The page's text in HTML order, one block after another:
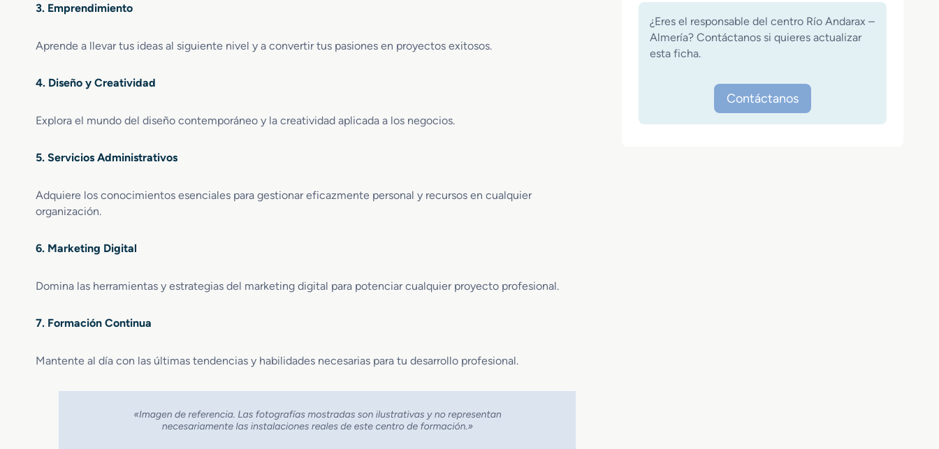
3. Emprendimiento
Aprende a llevar tus ideas al siguiente nivel y a convertir tus pasiones en proyectos exitosos.
4. Diseño y Creatividad
Explora el mundo del diseño contemporáneo y la creatividad aplicada a los negocios.
5. Servicios Administrativos
Adquiere los conocimientos esenciales para gestionar eficazmente personal y recursos en cualquier
organización.
6. Marketing Digital
Domina las herramientas y estrategias del marketing digital para potenciar cualquier proyecto profesional.
7. Formación Continua
Mantente al día con las últimas tendencias y habilidades necesarias para tu desarrollo profesional.
¿Eres el responsable del centro Río Andarax –
Almería? Contáctanos si quieres actualizar
esta ficha.
Contáctanos